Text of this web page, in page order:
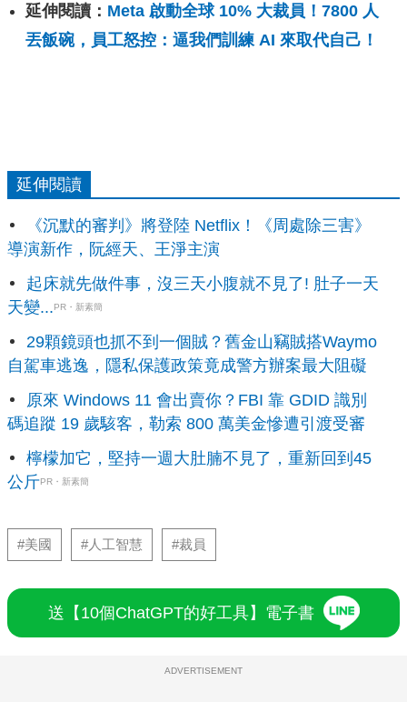
延伸閱讀： Meta 啟動全球 10% 大裁員！7800 人
丟飯碗，員工怒控：逼我們訓練 AI 來取代自己！
延伸閱讀
《沉默的審判》將登陸 Netflix！《周處除三害》
導演新作，阮經天、王淨主演
起床就先做件事，沒三天小腹就不見了! 肚子一天
天變...PR・新素簡
29顆鏡頭也抓不到一個賊？舊金山竊賊搭Waymo
自駕車逃逸，隱私保護政策竟成警方辦案最大阻礙
原來 Windows 11 會出賣你？FBI 靠 GDID 識別
碼追蹤 19 歲駭客，勒索 800 萬美金慘遭引渡受審
檸檬加它，堅持一週大肚腩不見了，重新回到45
公斤PR・新素簡
#美國 #人工智慧 #裁員
送【10個ChatGPT的好工具】電子書
ADVERTISEMENT